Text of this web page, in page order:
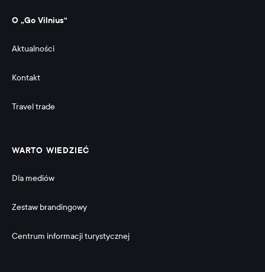
O „Go Vilnius“
Aktualności
Kontakt
Travel trade
WARTO WIEDZIEĆ
Dla mediów
Zestaw brandingowy
Centrum informacji turystycznej